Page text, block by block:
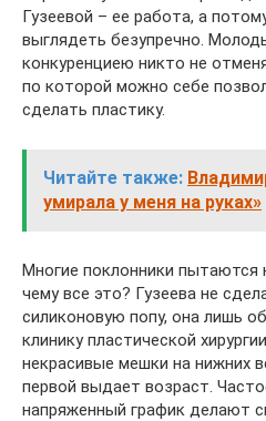
Гузеевой – ее работа, а
выглядеть безупречно.
конкуренциею никто не
по которой можно себе
сделать пластику.
Читайте также:
умирала у меня на руках»
Многие поклонники пытаются
чему все это? Гузеева не
силиконовую попу, она лишь
клинику пластической
некрасивые мешки на нижних
первой выдает возраст.
напряженный график делают